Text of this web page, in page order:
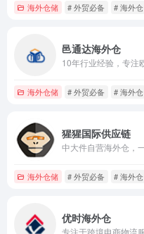
海外仓储 # 外贸必备 # 海外仓
邑通达海外仓
海外仓储 # 外贸必备 # 海外仓
猩猩国际供应链
海外仓储 # 外贸必备 # 海外仓
优时海外仓